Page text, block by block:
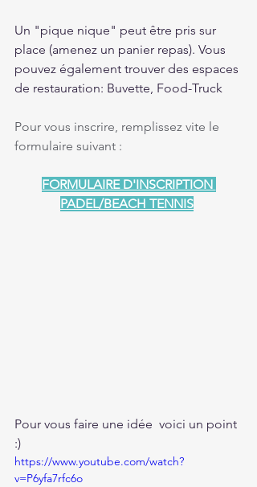
Un "pique nique" peut être pris sur
place (amenez un panier repas). Vous
pouvez également trouver des espaces
de restauration: Buvette, Food-Truck
Pour vous inscrire, remplissez vite le
formulaire suivant :
FORMULAIRE D'INSCRIPTION
PADEL/BEACH TENNIS
Pour vous faire une idée  voici un point
:)
https://www.youtube.com/watch?
v=P6yfa7rfc6o